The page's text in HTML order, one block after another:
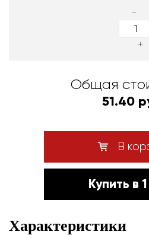
-
+
Общая
51.40
В
Купить в
Характеристики